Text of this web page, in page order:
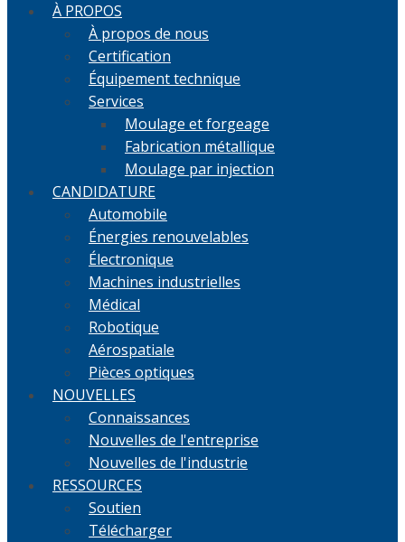
À PROPOS
À propos de nous
Certification
Équipement technique
Services
Moulage et forgeage
Fabrication métallique
Moulage par injection
CANDIDATURE
Automobile
Énergies renouvelables
Électronique
Machines industrielles
Médical
Robotique
Aérospatiale
Pièces optiques
NOUVELLES
Connaissances
Nouvelles de l'entreprise
Nouvelles de l'industrie
RESSOURCES
Soutien
Télécharger